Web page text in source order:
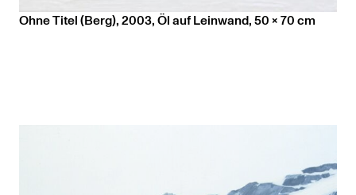
Ohne Titel (Berg), 2003, Öl auf Leinwand, 50 x 70 cm